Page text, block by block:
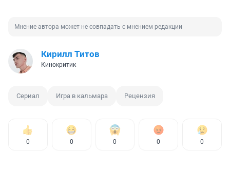
Мнение автора может не совпадать с мнением редакции
Кирилл Титов
Кинокритик
Сериал Игра в кальмара Рецензия
0 0 0 0 0